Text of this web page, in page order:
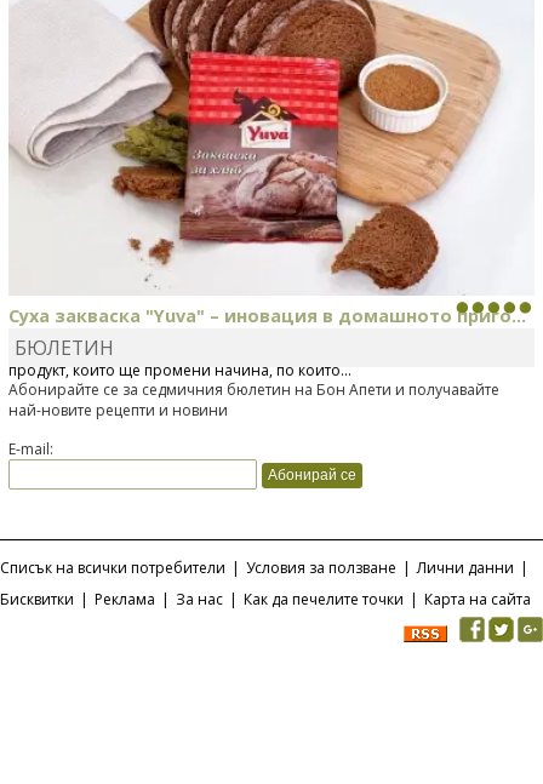
Суха закваска "Yuva" – иновация в домашното приго...
Отскоро Лесафр България стартира предлагането на изцяло нов
продукт, който ще промени начина, по който...
БЮЛЕТИН
Абонирайте се за седмичния бюлетин на Бон Апети и получавайте
най-новите рецепти и новини
E-mail:
Списък на всички потребители | Условия за ползване | Лични данни |
Бисквитки | Реклама | За нас | Как да печелите точки | Карта на сайта